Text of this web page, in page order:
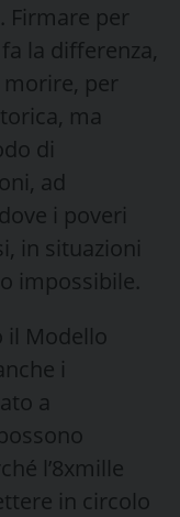
Firmare per
la differenza,
morire, per
ma
di
ad
i poveri
in situazioni
impossibile.
il Modello
i
a
l’8xmille
in circolo